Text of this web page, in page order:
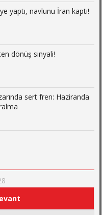
yaptı, navlunu İran kaptı!
dönüş sinyali!
sert fren: Haziranda